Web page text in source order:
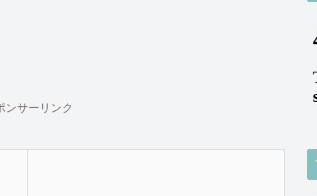
ンサーリンク